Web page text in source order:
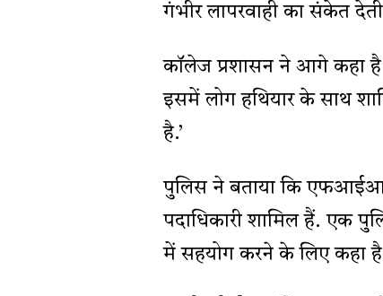
गंभीर लापरवाही का संकेत देती
कॉलेज प्रशासन ने आगे कहा है
इसमें लोग हथियार के साथ
है.’
पुलिस ने बताया कि एफआईआर
पदाधिकारी शामिल हैं. एक
में सहयोग करने के लिए कहा है.